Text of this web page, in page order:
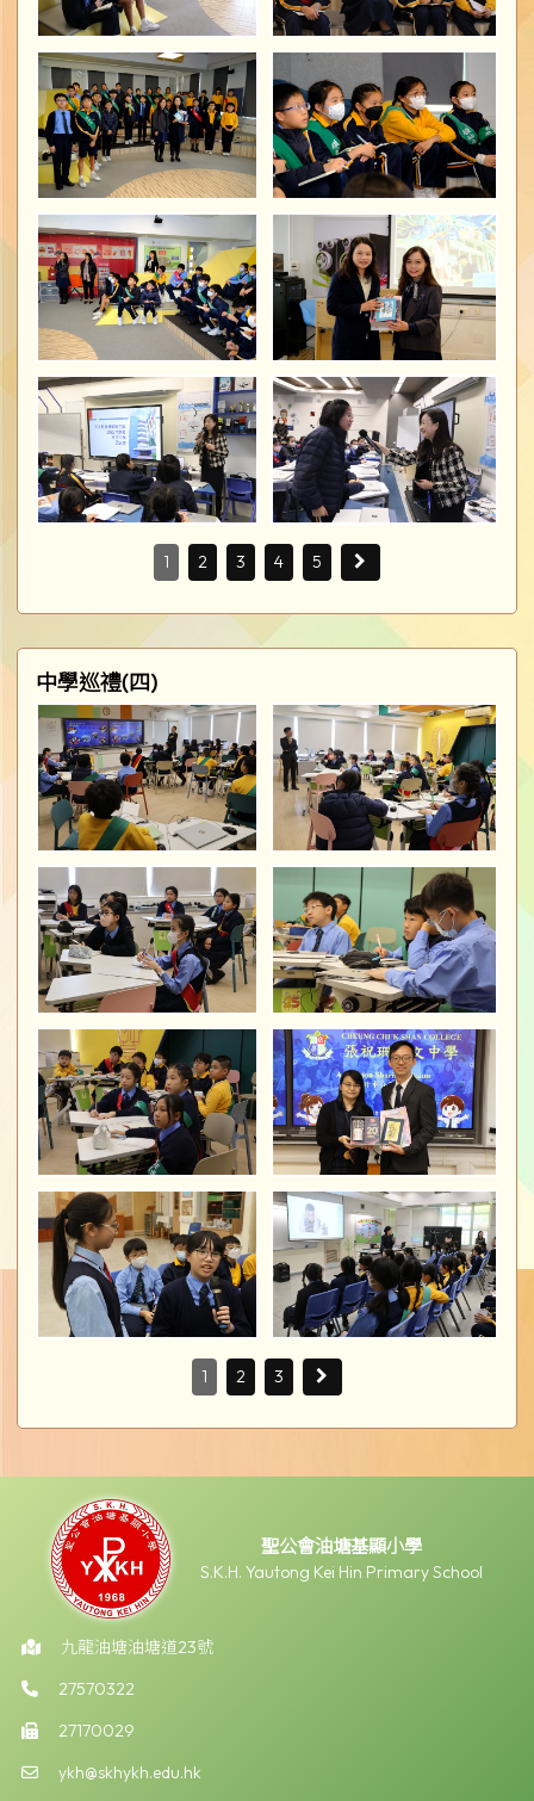
1 2 3 4 5
中學巡禮(四)
1 2 3
聖公會油塘基顯小學
S.K.H. Yautong Kei Hin Primary School
九龍油塘油塘道23號
27570322
27170029
ykh@skhykh.edu.hk